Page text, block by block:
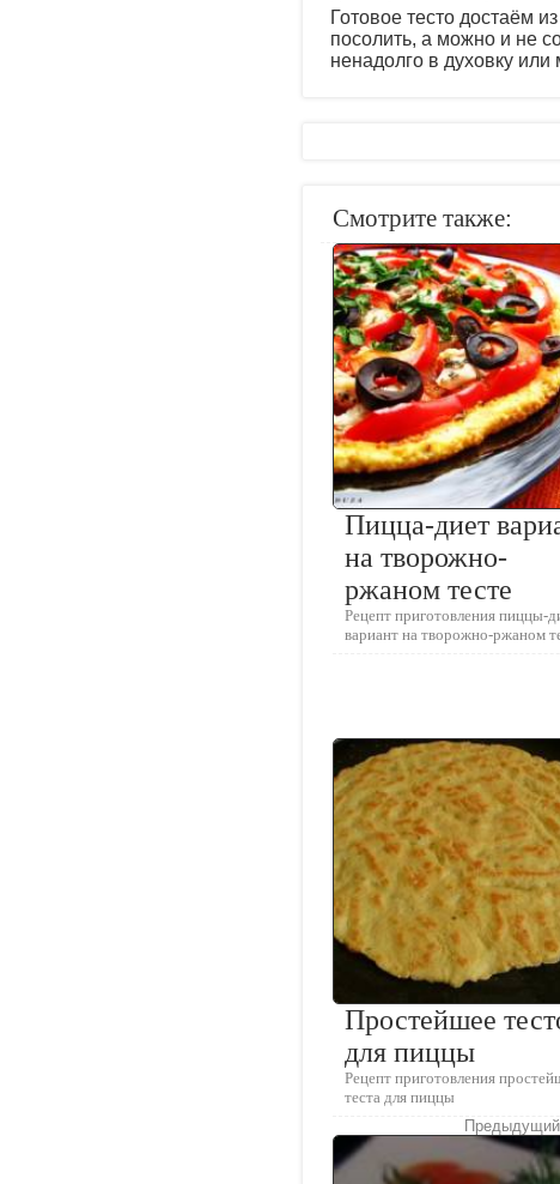
Готовое тесто достаём
посолить, а можно и не
ненадолго в духовку
Смотрите также:
Пицца-диет
на творожно-
ржаном тесте
Рецепт приготовления пиццы-
вариант на творожно-ржаном
Простейшее
для пиццы
Рецепт приготовления
теста для пиццы
Предыдущий